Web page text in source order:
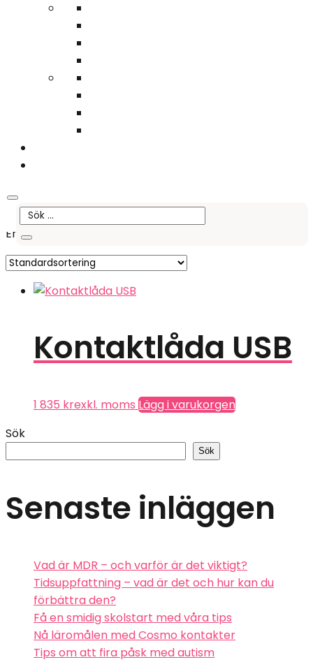
/ Produkter märkta ”Mac”
Mac
Endast ett sökresultat
Kontaktlåda USB
1 835 krexkl. moms Lägg i varukorgen
Sök
Sök
Senaste inläggen
Vad är MDR – och varför är det viktigt?
Tidsuppfattning – vad är det och hur kan du
förbättra den?
Få en smidig skolstart med våra tips
Nå läromålen med Cosmo kontakter
Tips om att fira påsk med autism